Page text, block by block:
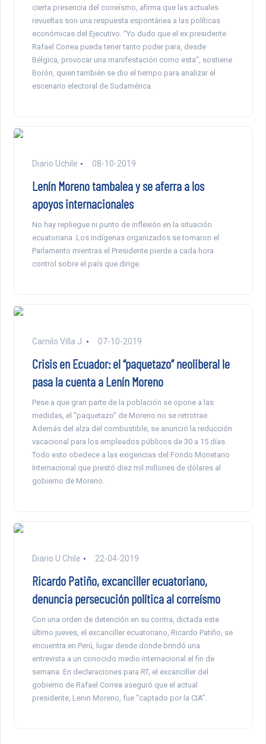
cierta presencia del correísmo, afirma que las actuales
revueltas son una respuesta espontánea a las políticas
económicas del Ejecutivo. “Yo dudo que el ex presidente
Rafael Correa pueda tener tanto poder para, desde
Bélgica, provocar una manifestación como esta”, sostiene
Borón, quien también se dio el tiempo para analizar el
escenario electoral de Sudamérica.
Diario Uchile 08-10-2019
Lenín Moreno tambalea y se aferra a los
apoyos internacionales
No hay repliegue ni punto de inflexión en la situación
ecuatoriana. Los indígenas organizados se tomaron el
Parlamento mientras el Presidente pierde a cada hora
control sobre el país que dirige.
Camilo Villa J. 07-10-2019
Crisis en Ecuador: el “paquetazo” neoliberal le
pasa la cuenta a Lenín Moreno
Pese a que gran parte de la población se opone a las
medidas, el “paquetazo” de Moreno no se retrotrae.
Además del alza del combustible, se anunció la reducción
vacacional para los empleados públicos de 30 a 15 días.
Todo esto obedece a las exigencias del Fondo Monetario
Internacional que prestó diez mil millones de dólares al
gobierno de Moreno.
Diario U Chile 22-04-2019
Ricardo Patiño, excanciller ecuatoriano,
denuncia persecución política al correísmo
Con una orden de detención en su contra, dictada este
último jueves, el excanciller ecuatoriano, Ricardo Patiño, se
encuentra en Perú, lugar desde donde brindó una
entrevista a un conocido medio internacional el fin de
semana. En declaraciones para RT, el excanciller del
gobierno de Rafael Correa aseguró que el actual
presidente, Lenin Moreno, fue “captado por la CIA”.